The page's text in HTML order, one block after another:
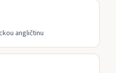
angličtinu